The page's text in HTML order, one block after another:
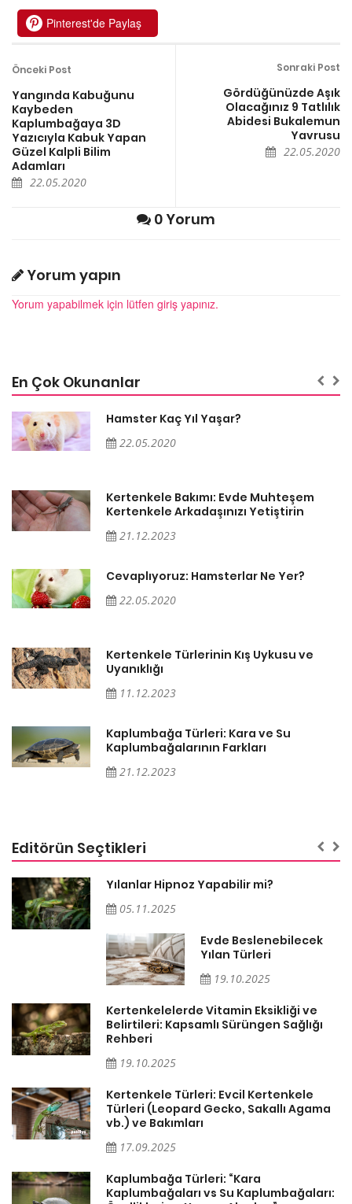
Pinterest'de Paylaş
Önceki Post
Yangında Kabuğunu
Kaybeden
Kaplumbağaya 3D
Yazıcıyla Kabuk Yapan
Güzel Kalpli Bilim
Adamları
22.05.2020
Sonraki Post
Gördüğünüzde Aşık
Olacağınız 9 Tatlılık
Abidesi Bukalemun
Yavrusu
22.05.2020
0 Yorum
Yorum yapın
Yorum yapabilmek için lütfen giriş yapınız.
En Çok Okunanlar
Hamster Kaç Yıl Yaşar?
22.05.2020
Kertenkele Bakımı: Evde Muhteşem
Kertenkele Arkadaşınızı Yetiştirin
21.12.2023
Cevaplıyoruz: Hamsterlar Ne Yer?
22.05.2020
Kertenkele Türlerinin Kış Uykusu ve
Uyanıklığı
11.12.2023
Kaplumbağa Türleri: Kara ve Su
Kaplumbağalarının Farkları
21.12.2023
Editörün Seçtikleri
Yılanlar Hipnoz Yapabilir mi?
05.11.2025
Evde Beslenebilecek
Yılan Türleri
19.10.2025
Kertenkelelerde Vitamin Eksikliği ve
Belirtileri: Kapsamlı Sürüngen Sağlığı
Rehberi
19.10.2025
Kertenkele Türleri: Evcil Kertenkele
Türleri (Leopard Gecko, Sakallı Agama
vb.) ve Bakımları
17.09.2025
Kaplumbağa Türleri: “Kara
Kaplumbağaları vs Su Kaplumbağaları: